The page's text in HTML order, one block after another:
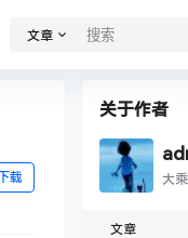
文章
载
关于作者
大
文章